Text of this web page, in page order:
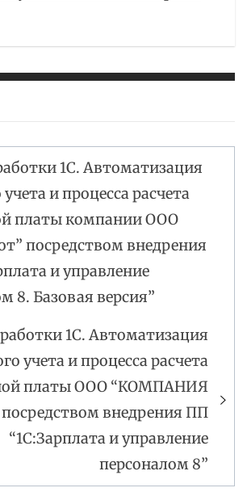
1С. Автоматизация
и процесса расчета
платы компании ООО
посредством внедрения
и управление
8. Базовая версия”
1С. Автоматизация
учета и процесса расчета
платы ООО “КОМПАНИЯ
внедрения ПП
“1С:Зарплата и управление
персоналом 8”